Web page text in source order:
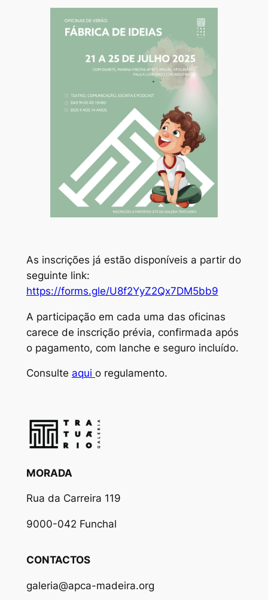
As inscrições já estão disponíveis a partir do
seguinte link:
https://forms.gle/U8f2YyZ2Qx7DM5bb9
A participação em cada uma das oficinas
carece de inscrição prévia, confirmada após
o pagamento, com lanche e seguro incluído.
Consulte aqui o regulamento.
MORADA
Rua da Carreira 119
9000-042 Funchal
CONTACTOS
galeria@apca-madeira.org